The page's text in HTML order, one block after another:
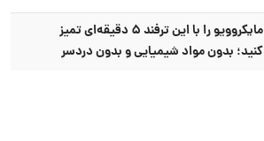
مایکروویو را با این ترفند ۵ دقیقه‌ای تمیز
کنید؛ بدون مواد شیمیایی و بدون دردسر